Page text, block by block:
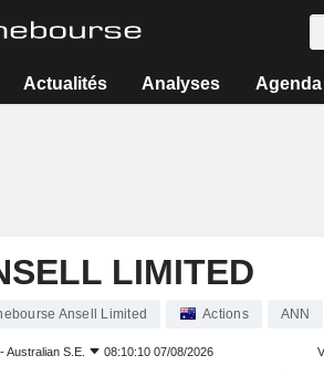
Actualités Analyses Agenda
LIMITED
Ansell Limited Actions ANN
Australian S.E. 08:10:10 07/08/2026